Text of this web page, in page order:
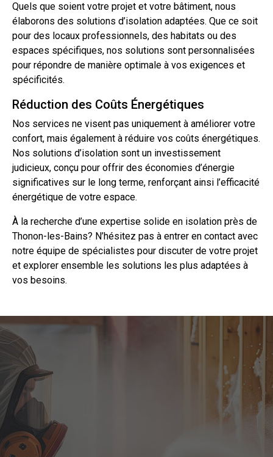
Quels que soient votre projet et votre bâtiment, nous
élaborons des solutions d’isolation adaptées. Que ce soit
pour des locaux professionnels, des habitats ou des
espaces spécifiques, nos solutions sont personnalisées
pour répondre de manière optimale à vos exigences et
spécificités.
Réduction des Coûts Énergétiques
Nos services ne visent pas uniquement à améliorer votre
confort, mais également à réduire vos coûts énergétiques.
Nos solutions d’isolation sont un investissement
judicieux, conçu pour offrir des économies d’énergie
significatives sur le long terme, renforçant ainsi l’efficacité
énergétique de votre espace.
À la recherche d’une expertise solide en isolation près de
Thonon-les-Bains? N’hésitez pas à entrer en contact avec
notre équipe de spécialistes pour discuter de votre projet
et explorer ensemble les solutions les plus adaptées à
vos besoins.